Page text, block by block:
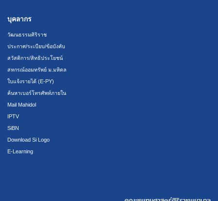
บุคลากร
วัฒนธรรมศิริราช
ประกาศ/ระเบียบ/ข้อบังคับ
สวัสดิการ/สิทธิประโยชน์
สหกรณ์ออมทรัพย์ ม.มหิดล
ใบแจ้งรายได้ (E-PY)
ค้นหาเบอร์โทรศัพท์ภายใน
Mail Mahidol
IPTV
SiBN
Download Si Logo
E-Learning